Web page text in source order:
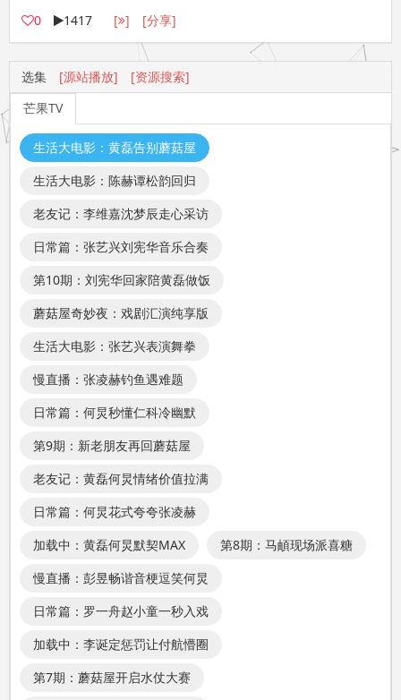
0 1417 [ ] [分享]
选集 [源站播放]
[资源搜索]
芒果TV
生活大电影：黄磊告别蘑菇屋
生活大电影：陈赫谭松韵回归
老友记：李维嘉沈梦辰走心采访
日常篇：张艺兴刘宪华音乐合奏
第10期：刘宪华回家陪黄磊做饭
蘑菇屋奇妙夜：戏剧汇演纯享版
生活大电影：张艺兴表演舞拳
慢直播：张凌赫钓鱼遇难题
日常篇：何炅秒懂仁科冷幽默
第9期：新老朋友再回蘑菇屋
老友记：黄磊何炅情绪价值拉满
日常篇：何炅花式夸夸张凌赫
加载中：黄磊何炅默契MAX
第8期：马頔现场派喜糖
慢直播：彭昱畅谐音梗逗笑何炅
日常篇：罗一舟赵小童一秒入戏
加载中：李诞定惩罚让付航懵圈
第7期：蘑菇屋开启水仗大赛